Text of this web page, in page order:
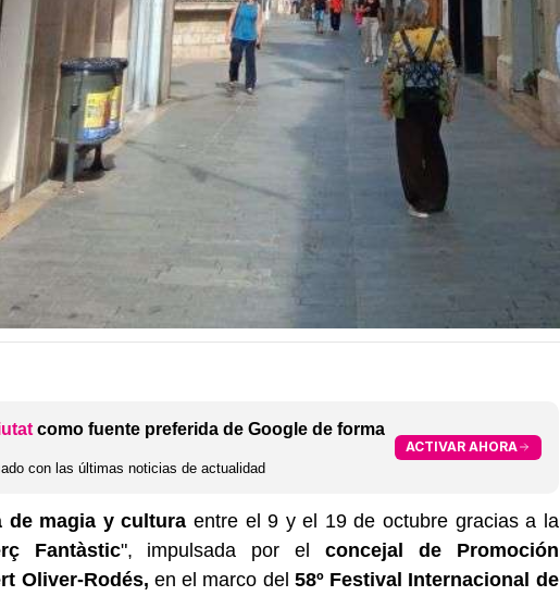
como fuente preferida de Google de forma
con las últimas noticias de actualidad
ACTIVAR AHORA
de magia y cultura entre el 9 y el 19 de octubre gracias a la
Fantàstic", impulsada por el concejal de Promoción
Oliver-Rodés, en el marco del 58º Festival Internacional de